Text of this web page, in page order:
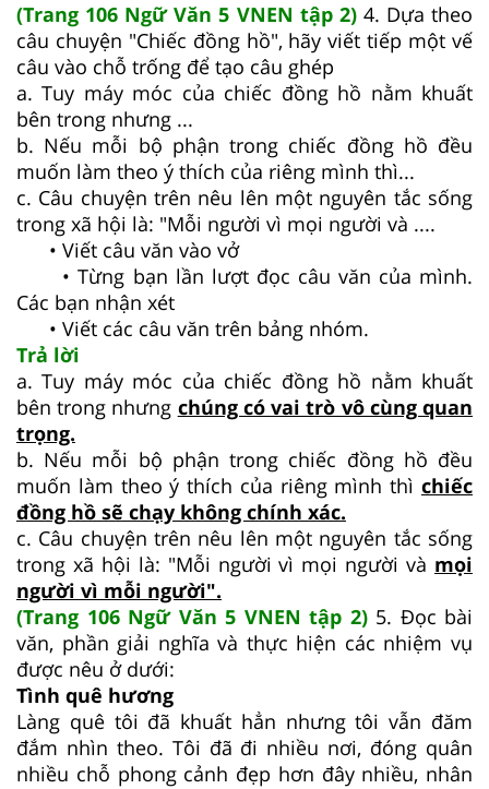
(Trang 106 Ngữ Văn 5 VNEN tập 2)4. Dựa theo
câu chuyện "Chiếc đồng hồ", hãy viết tiếp một vế
câu vào chỗ trống để tạo câu ghép
a. Tuy máy móc của chiếc đồng hồ nằm khuất
bên trong nhưng ...
b. Nếu mỗi bộ phận trong chiếc đồng hồ đều
muốn làm theo ý thích của riêng mình thì...
c. Câu chuyện trên nêu lên một nguyên tắc sống
trong xã hội là: "Mỗi người vì mọi người và ....
• Viết câu văn vào vở
• Từng bạn lần lượt đọc câu văn của mình.
Các bạn nhận xét
• Viết các câu văn trên bảng nhóm.
Trả lời
a. Tuy máy móc của chiếc đồng hồ nằm khuất
bên trong nhưng chúng có vai trò vô cùng quan
trọng.
b. Nếu mỗi bộ phận trong chiếc đồng hồ đều
muốn làm theo ý thích của riêng mình thì chiếc
đồng hồ sẽ chạy không chính xác.
c. Câu chuyện trên nêu lên một nguyên tắc sống
trong xã hội là: "Mỗi người vì mọi người và mọi
người vì mỗi người".
(Trang 106 Ngữ Văn 5 VNEN tập 2)5. Đọc bài
văn, phần giải nghĩa và thực hiện các nhiệm vụ
được nêu ở dưới:
Tình quê hương
Làng quê tôi đã khuất hẳn nhưng tôi vẫn đăm
đắm nhìn theo. Tôi đã đi nhiều nơi, đóng quân
nhiều chỗ phong cảnh đẹp hơn đây nhiều, nhân